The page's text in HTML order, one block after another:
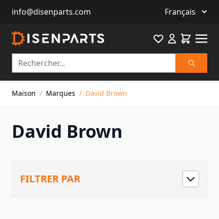
info@disenparts.com Français
FavouriteCart
Maison / Marques / David Brown
David Brown
FILTRER PAR